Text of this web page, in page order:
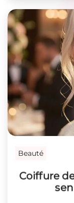
Beauté
Coiffure